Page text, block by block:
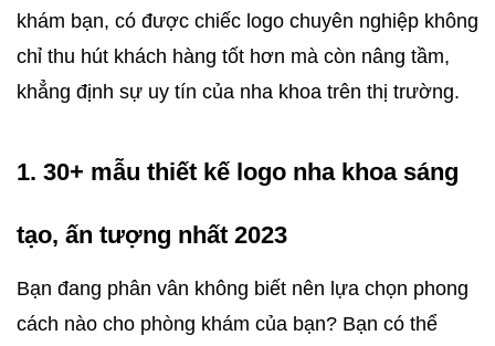
khám bạn, có được chiếc logo chuyên nghiệp không
chỉ thu hút khách hàng tốt hơn mà còn nâng tầm,
khẳng định sự uy tín của nha khoa trên thị trường.
1. 30+ mẫu thiết kế logo nha khoa sáng
tạo, ấn tượng nhất 2023
Bạn đang phân vân không biết nên lựa chọn phong
cách nào cho phòng khám của bạn? Bạn có thể